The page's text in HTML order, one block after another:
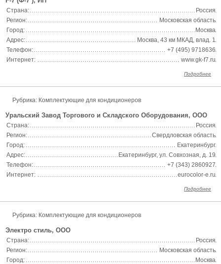
Страна:
Россия
Регион:
Московская область
Город:
Москва
Адрес:
Москва, 43 км МКАД, влад. 1
Телефон:
+7 (495) 9718636
Интернет:
www.gk-f7.ru
Подробнее
Рубрика: Комплектующие для кондиционеров
Уральский Завод Торгового и Складского Оборудования, ООО
Страна:
Россия
Регион:
Свердловская область
Город:
Екатеринбург
Адрес:
Екатеринбург, ул. Совхозная, д. 19
Телефон:
+7 (343) 2860927
Интернет:
eurocolor-e.ru
Подробнее
Рубрика: Комплектующие для кондиционеров
Электро стиль, ООО
Страна:
Россия
Регион:
Московская область
Город:
Москва